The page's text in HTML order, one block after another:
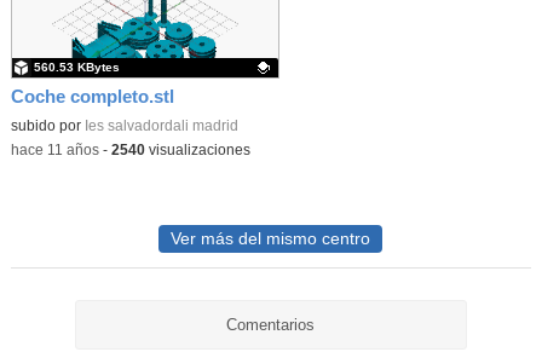
Coche completo.stl
Contenido educativo.
subido por Ies salvadordali madrid
560.53 KBytes
-hace 11 años- 2540visualizaciones
Ver más del mismo centro
Comentarios